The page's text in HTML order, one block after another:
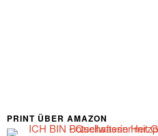
PRINT ÜBER AMAZON